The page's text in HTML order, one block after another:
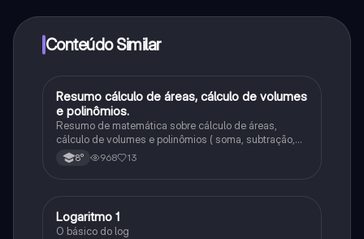
Conteúdo Similar
Matematica
Resumo cálculo de áreas, cálculo de volumes
e polinômios.
Resumo de matemática sobre cálculo de áreas,
cálculo de volumes e polinômios ( soma, subtração,
multiplicação )
8° 968 13
Matematica
Logaritmo 1
O básico do log